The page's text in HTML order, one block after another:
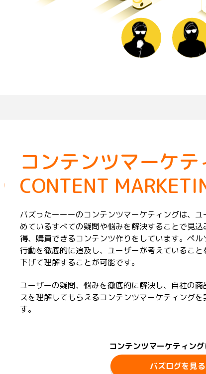
コンテンツマーケテ
CONTENT
バズったーーーのコンテンツマーケティングは、ユ
めているすべての疑問や悩みを解決することで見込
得、購買できるコンテンツ作りをしています。ペル
行動を徹底的に追及し、ユーザーが考えていること
下げて理解することが可能です。
ユーザーの疑問、悩みを徹底的に解決し、自社の商
スを理解してもらえるコンテンツマーケティングを
す。
コンテンツマーケティン
バズログを見る